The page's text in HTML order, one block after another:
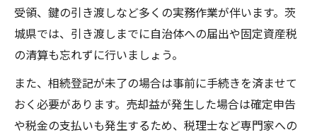
受領、鍵の引き渡しなど多くの実務作業が伴います。茨
城県では、引き渡しまでに自治体への届出や固定資産税
の清算も忘れずに行いましょう。
また、相続登記が未了の場合は事前に手続きを済ませて
おく必要があります。売却益が発生した場合は確定申告
や税金の支払いも発生するため、税理士など専門家への